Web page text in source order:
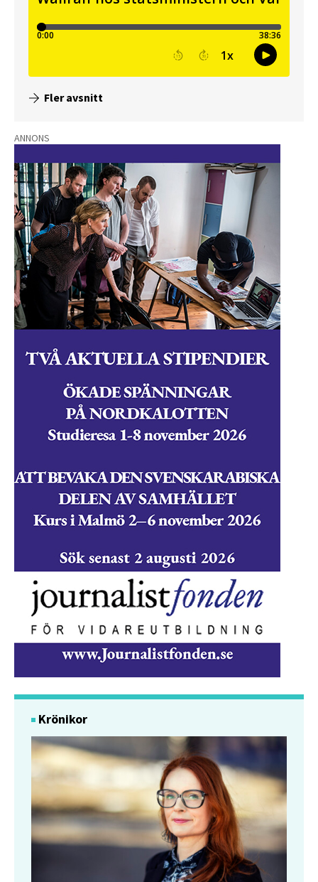
Fler avsnitt
ANNONS
Krönikor